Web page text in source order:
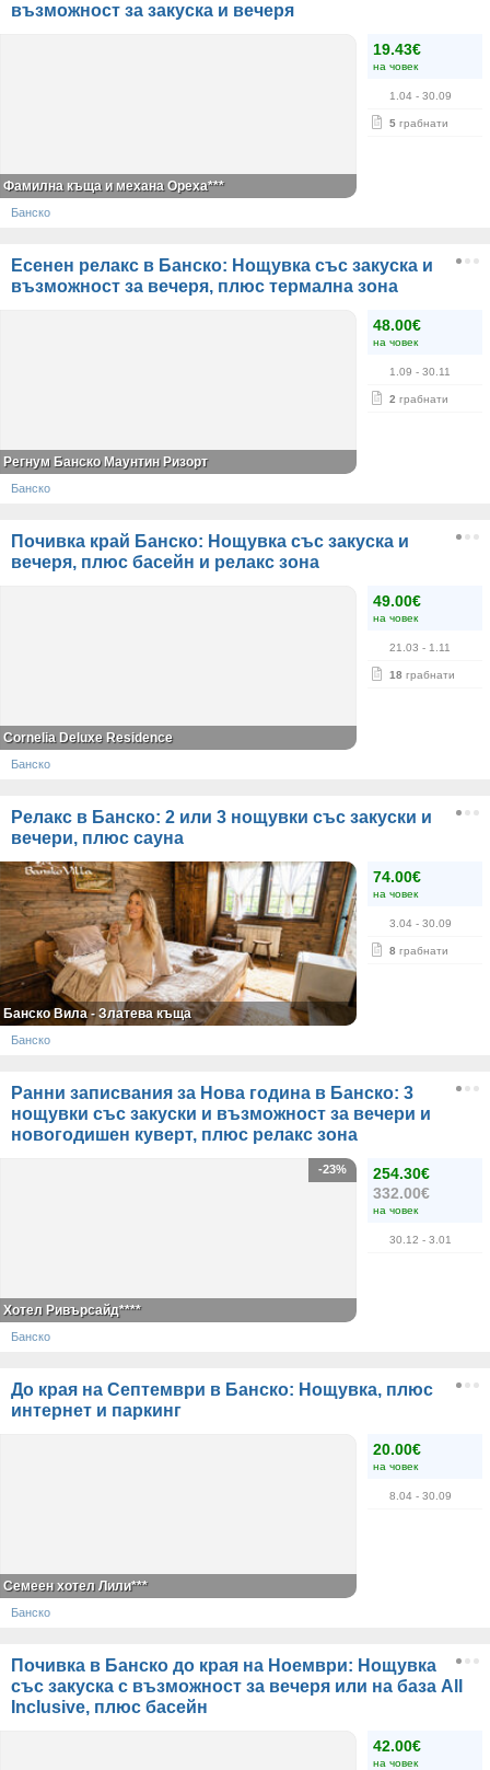
възможност за закуска и вечеря
19.43€
на човек
1.04 - 30.09
5 грабнати
Фамилна къща и механа Ореха***
Банско
Есенен релакс в Банско: Нощувка със закуска и
възможност за вечеря, плюс термална зона
48.00€
на човек
1.09 - 30.11
2 грабнати
Регнум Банско Маунтин Ризорт
Банско
Почивка край Банско: Нощувка със закуска и
вечеря, плюс басейн и релакс зона
49.00€
на човек
21.03 - 1.11
18 грабнати
Cornelia Deluxe Residence
Банско
Релакс в Банско: 2 или 3 нощувки със закуски и
вечери, плюс сауна
74.00€
на човек
3.04 - 30.09
8 грабнати
Банско Вила - Златева къща
Банско
Ранни записвания за Нова година в Банско: 3
нощувки със закуски и възможност за вечери и
новогодишен куверт, плюс релакс зона
254.30€
332.00€
на човек
30.12 - 3.01
-23%
Хотел Ривърсайд****
Банско
До края на Септември в Банско: Нощувка, плюс
интернет и паркинг
20.00€
на човек
8.04 - 30.09
Семеен хотел Лили***
Банско
Почивка в Банско до края на Ноември: Нощувка
със закуска с възможност за вечеря или на база All
Inclusive, плюс басейн
42.00€
на човек